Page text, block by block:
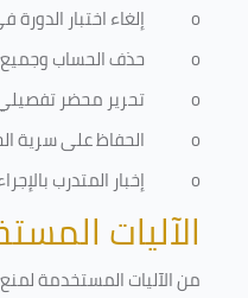
o
إلغاء اختبار
o
حذف الحساب وجميع
o
تحرير محضر
o
الحفاظ على سرية
o
إخبار المتدرب
الآليات
من الآليات المستخدمة